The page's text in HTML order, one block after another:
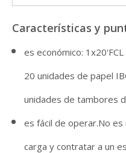
Características y
es económico:
20 unidades de papel
unidades de tambores
es fácil de operar.No
carga y contratar a un